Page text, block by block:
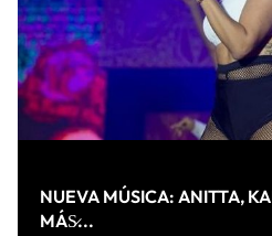
NUEVA MÚSICA: ANITTA,
MÁS̷...